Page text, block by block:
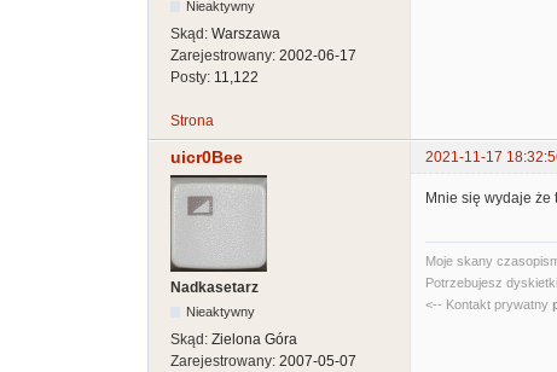
Nieaktywny
Skąd: Warszawa
Zarejestrowany: 2002-06-17
Posty: 11,122
Strona
uicr0Bee 2021-11-17
Nadkasetarz
Nieaktywny
Skąd: Zielona Góra
Zarejestrowany: 2007-05-07
Mnie się wydaje
Moje skany
Potrzebujesz
<-- Kontakt prywatny